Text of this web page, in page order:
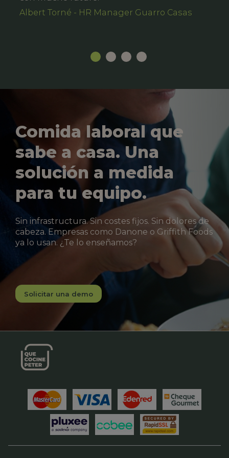
Albert Torné - HR Manager Guarro Casas
Comida laboral que
sabe a casa. Una
solución a medida
para tu equipo.
Sin infrastructura. Sin costes fijos. Sin dolores de
cabeza. Empresas como Danone o Griffith Foods
ya lo usan. ¿Te lo enseñamos?
Solicitar una demo